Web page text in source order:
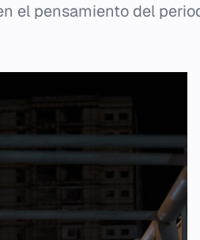
el pensamiento del